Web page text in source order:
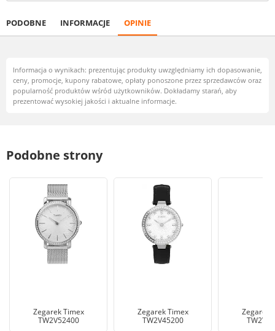
PODOBNE INFORMACJE OPINIE
Informacja o wynikach: prezentując produkty uwzględniamy ich dopasowanie,
ceny, promocje, kupony rabatowe, opłaty ponoszone przez sprzedawców oraz
popularność produktów wśród użytkowników. Dokładamy starań, aby
prezentować wysokiej jakości i aktualne informacje.
Podobne strony
Zegarek Timex
TW2V52400
Zegarek Timex
TW2V45200
Zegarek